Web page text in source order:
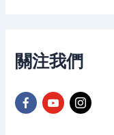
關注我們